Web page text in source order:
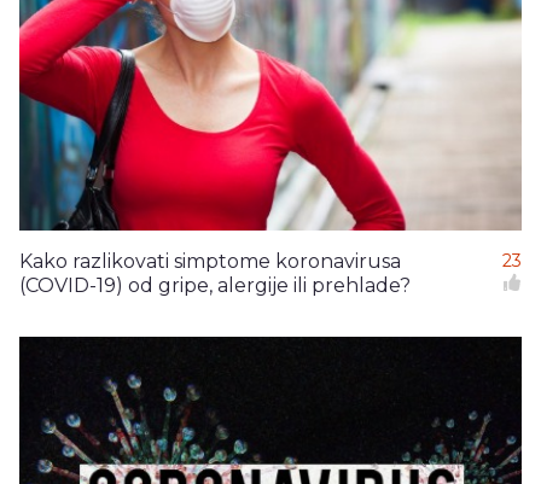
Kako razlikovati simptome koronavirusa
(COVID-19) od gripe, alergije ili prehlade?
23